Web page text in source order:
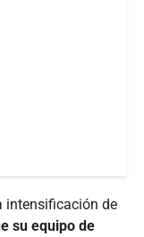
intensificación de
su equipo de